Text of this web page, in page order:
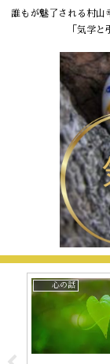
誰もが魅了される村山
「気学
心の話